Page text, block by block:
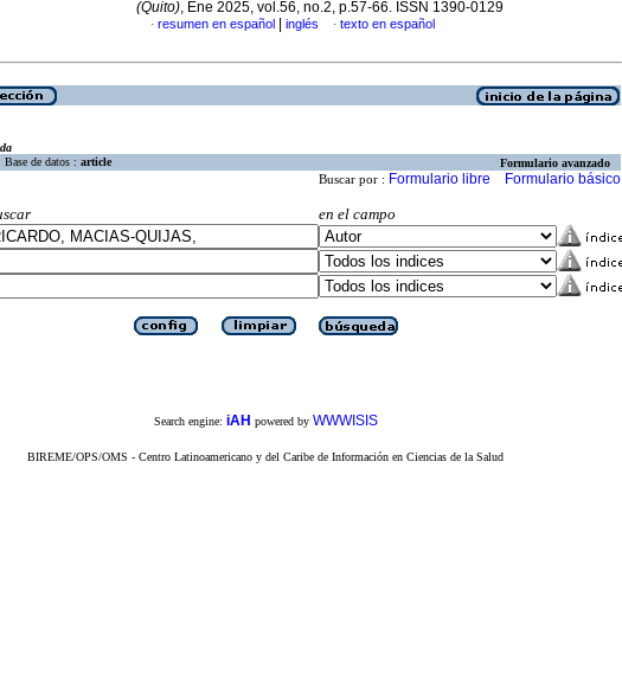
(Quito), Ene 2025, vol.56, no.2, p.57-66. ISSN 1390-0129
· resumen en español inglés · texto en español
Base de datos : article Formulario avanzado
Buscar por : Formulario libre Formulario básico
en el campo
Search engine: iAH powered by WWWISIS
BIREME/OPS/OMS - Centro Latinoamericano y del Caribe de Información en Ciencias de la Salud